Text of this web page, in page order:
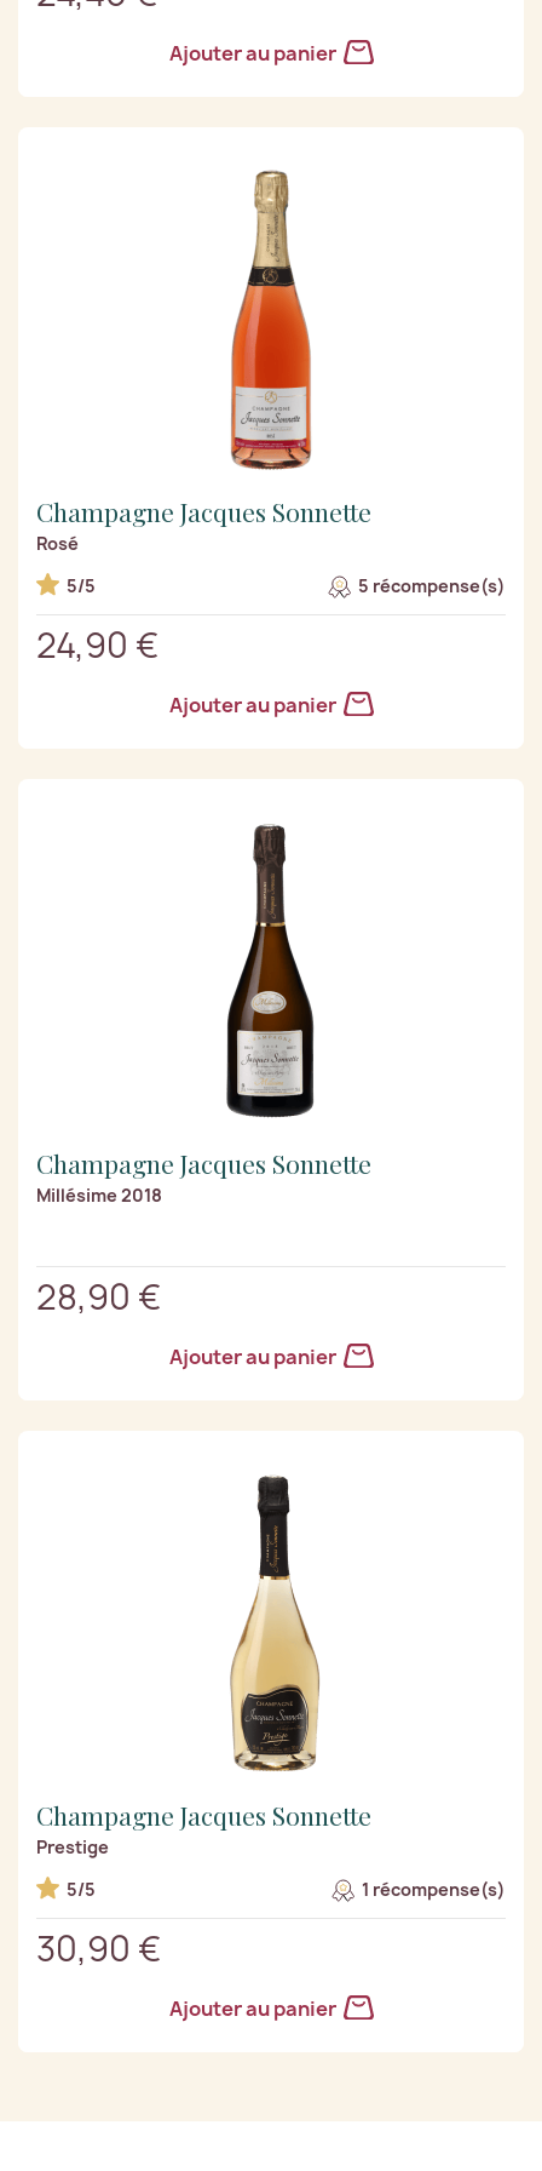
Ajouter au panier
Champagne Jacques Sonnette
Rosé
5/5
5 récompense(s)
24,90 €
Ajouter au panier
Champagne Jacques Sonnette
Millésime 2018
28,90 €
Ajouter au panier
Champagne Jacques Sonnette
Prestige
5/5
1 récompense(s)
30,90 €
Ajouter au panier